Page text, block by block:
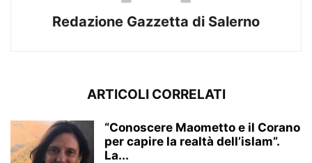
Redazione Gazzetta di Salerno
ARTICOLI CORRELATI
“Conoscere Maometto e il Corano
per capire la realtà dell’islam”.
La...